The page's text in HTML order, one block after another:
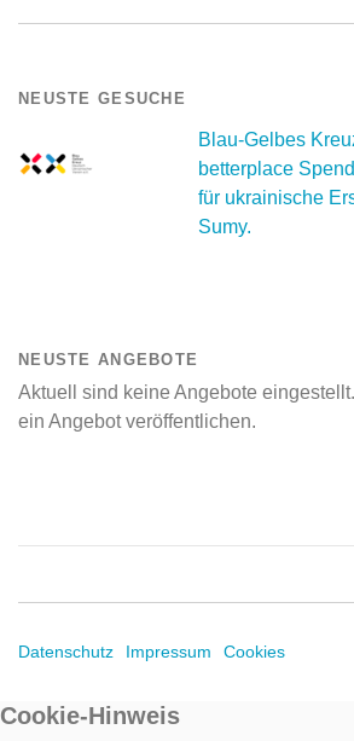
NEUSTE GESUCHE
Blau-Gelbes
betterplace
für ukrainische
Sumy.
NEUSTE ANGEBOTE
Aktuell sind keine Angebote
ein Angebot veröffentlichen.
Datenschutz Impressum Cookies
Cookie-Hinweis